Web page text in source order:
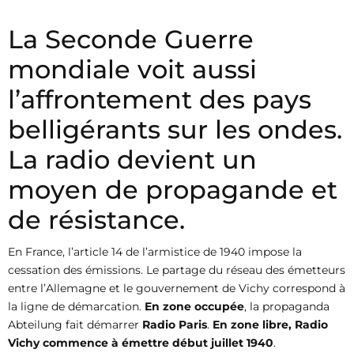
La Seconde Guerre
mondiale voit aussi
l’affrontement des pays
belligérants sur les ondes.
La radio devient un
moyen de propagande et
de résistance.
En France, l’article 14 de l’armistice de 1940 impose la
cessation des émissions. Le partage du réseau des émetteurs
entre l’Allemagne et le gouvernement de Vichy correspond à
la ligne de démarcation. En zone occupée, la propaganda
Abteilung fait démarrer Radio Paris. En zone libre, Radio
Vichy commence à émettre début juillet 1940.